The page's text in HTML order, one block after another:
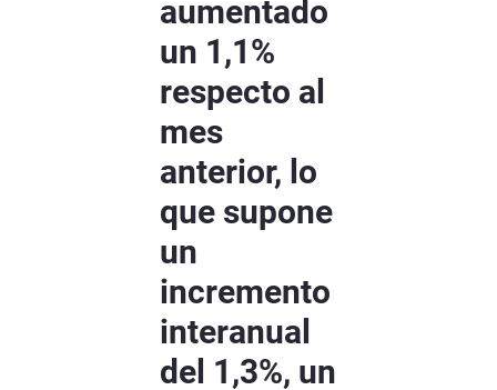
aumentado
un 1,1%
respecto al
mes
anterior, lo
que supone
un
incremento
interanual
del 1,3%, un